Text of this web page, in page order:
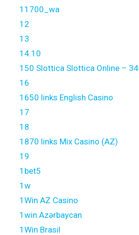
11700_wa
12
13
14.10
150 Slottica Slottica Online – 34
16
1650 links English Casino
17
18
1870 links Mix Casino (AZ)
19
1bet5
1w
1Win AZ Casino
1win Azərbaycan
1Win Brasil